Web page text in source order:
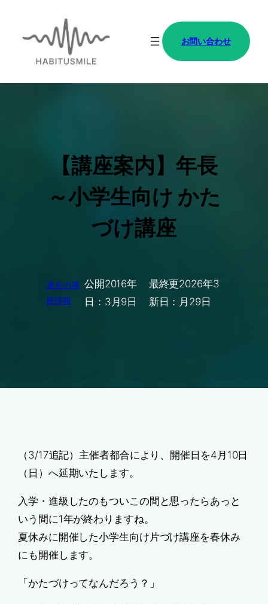
キ
お問い合わせ
【講座案内】年長
～小学生向け かた
づけ講座
過去の講
座情報
公開
日：
2016年
3月9日
最終更
新日：
2026年3
月29日
（3/17追記）主催者都合により、開催日を4月10日
（日）へ延期いたします。
入学・進級したのもついこの間と思ったらあっと
いう間に1年が終わりますね。
夏休みに開催した小学生向け片づけ講座を春休み
にも開催します。
「かたづけってなんだろう？」